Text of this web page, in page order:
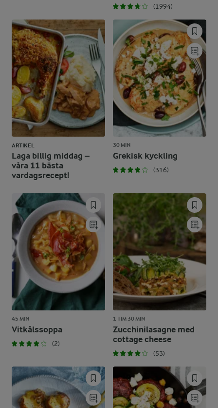
(1994)
ARTIKEL
Laga billig middag –
våra 11 bästa
vardagsrecept!
30 MIN
Grekisk kyckling
(316)
45 MIN
Vitkålssoppa
(2)
1 TIM 30 MIN
Zucchinilasagne med
cottage cheese
(53)